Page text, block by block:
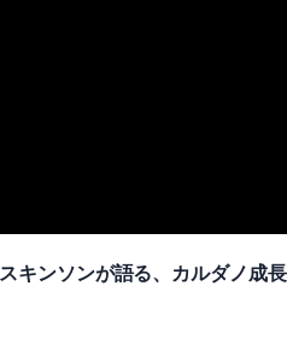
キンソンが語る、カルダノ成